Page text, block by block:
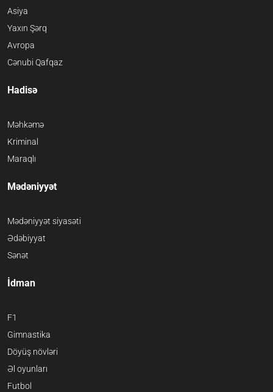
Asiya
Yaxın Şərq
Avropa
Cənubi Qafqaz
Hadisə
Məhkəmə
Kriminal
Maraqlı
Mədəniyyət
Mədəniyyət siyasəti
Ədəbiyyat
Sənət
İdman
F1
Gimnastika
Döyüş növləri
Əl oyunları
Futbol